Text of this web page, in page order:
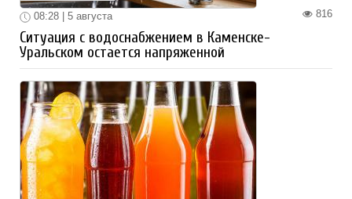
816
08:28 | 5 августа
Ситуация с водоснабжением в Каменске-
Уральском остается напряженной